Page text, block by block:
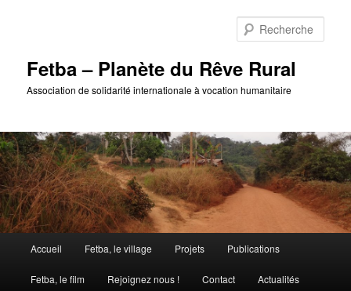
Fetba – Planète du Rêve Rural
Association de solidarité internationale à vocation humanitaire
principal
Aller
au
Aller
au
Accueil Fetba, le village Projets Publications
Fetba, le film Rejoignez nous ! Contact Actualités